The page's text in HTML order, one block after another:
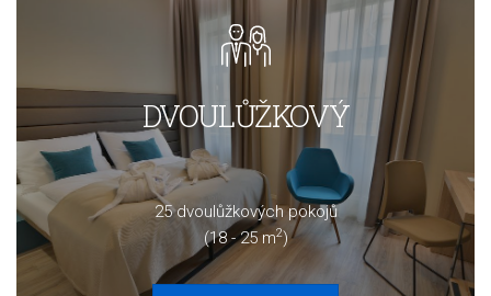
DVOULŮŽKOVÝ
25 dvoulůžkových pokojů
(18 - 25 m2)